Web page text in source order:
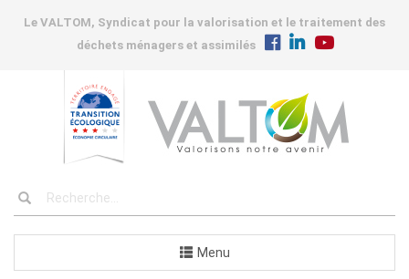
Le VALTOM, Syndicat pour la valorisation et le traitement des
déchets ménagers et assimilés
Menu